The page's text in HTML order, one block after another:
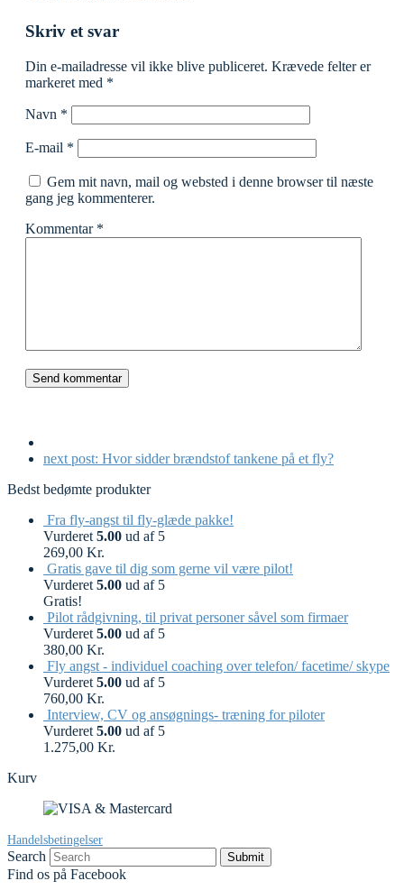
Skriv et svar
Din e-mailadresse vil ikke blive publiceret. Krævede felter er
markeret med *
Navn *
E-mail *
Gem mit navn, mail og websted i denne browser til næste
gang jeg kommenterer.
Kommentar *
next post: Hvor sidder brændstof tankene på et fly?
Bedst bedømte produkter
Fra fly-angst til fly-glæde pakke!
Vurderet 5.00 ud af 5
269,00 Kr.
Gratis gave til dig som gerne vil være pilot!
Vurderet 5.00 ud af 5
Gratis!
Pilot rådgivning, til privat personer såvel som firmaer
Vurderet 5.00 ud af 5
380,00 Kr.
Fly angst - individuel coaching over telefon/ facetime/ skype
Vurderet 5.00 ud af 5
760,00 Kr.
Interview, CV og ansøgnings- træning for piloter
Vurderet 5.00 ud af 5
1.275,00 Kr.
Kurv
Handelsbetingelser
Search Submit
Find os på Facebook